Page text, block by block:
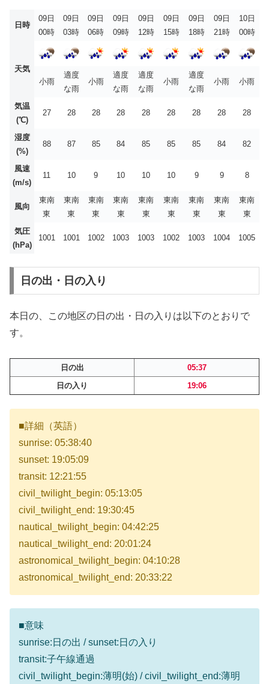
日時
09日
00時
09日
03時
09日
06時
09日
09時
09日
12時
09日
15時
09日
18時
09日
21時
10日
00時
天気
小雨
適度
な雨
小雨
適度
な雨
適度
な雨
小雨
適度
な雨
小雨 小雨
気温
(℃)
27 28 28 28 28 28 28 28 28
湿度
(%)
88 87 85 84 85 85 85 84 82
風速
(m/s)
11 10 9 10 10 10 9 9 8
風向
東南
東
東南
東
東南
東
東南
東
東南
東
東南
東
東南
東
東南
東
東南
東
気圧
(hPa)
1001 1001 1002 1003 1003 1002 1003 1004 1005
日の出・日の入り
本日の、この地区の日の出・日の入りは以下のとおりで
す。
日の出
05:37
日の入り
19:06
■詳細（英語）
sunrise: 05:38:40
sunset: 19:05:09
transit: 12:21:55
civil_twilight_begin: 05:13:05
civil_twilight_end: 19:30:45
nautical_twilight_begin: 04:42:25
nautical_twilight_end: 20:01:24
astronomical_twilight_begin: 04:10:28
astronomical_twilight_end: 20:33:22
■意味
sunrise:日の出 / sunset:日の入り
transit:子午線通過
civil_twilight_begin:薄明(始) / civil_twilight_end:薄明